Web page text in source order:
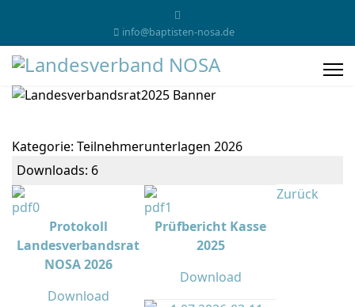
info@baptisten-nosa.de
Kategorie: Teilnehmerunterlagen 2026
Downloads: 6
Protokoll
Landesverbandsrat
NOSA 2026
Download
Prüfbericht Kasse
2025
Download
Zurück